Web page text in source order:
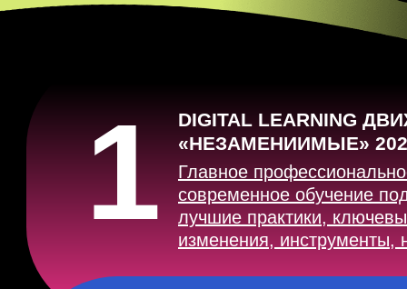
1
DIGITAL LEARNING
«НЕЗАМЕНИИМЫЕ»
Главное
современное обучение
лучшие практики,
изменения, инструменты,